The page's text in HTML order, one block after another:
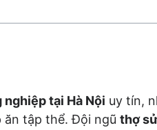
tại Hà Nội uy tín,
ăn tập thể. Đội ngũ thợ